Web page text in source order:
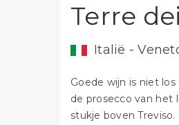
Terre
Italië -
Goede wijn is niet
de prosecco van het
stukje boven